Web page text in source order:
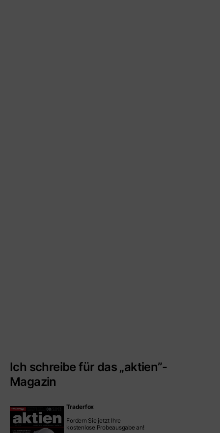
Ich schreibe für das „aktien”-
Magazin
Traderfox
Fordern Sie jetzt Ihre
kostenlose Probeausgabe an!